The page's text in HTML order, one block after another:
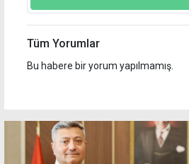
Tüm Yorumlar
Bu habere bir yorum yapılmamış.